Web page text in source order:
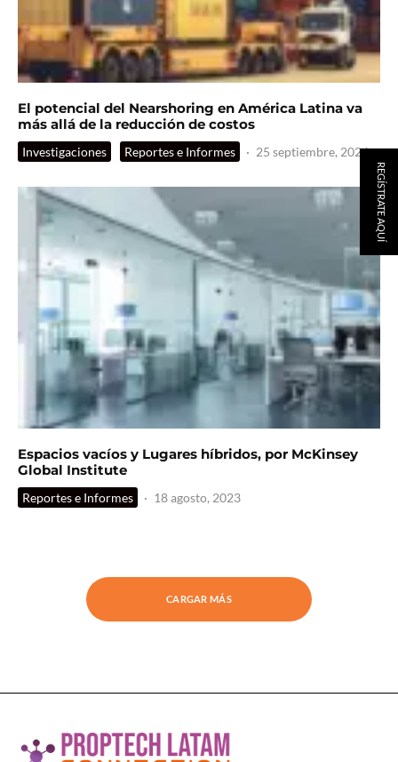
El potencial del Nearshoring en América Latina va
más allá de la reducción de costos
Investigaciones Reportes e Informes · 25 septiembre, 2024
Espacios vacíos y Lugares híbridos, por McKinsey
Global Institute
Reportes e Informes · 18 agosto, 2023
CARGAR MÁS
REGÍSTRATE AQUÍ